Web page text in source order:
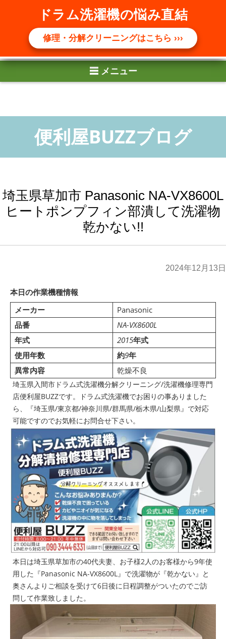
☰ メニュー
ドラム洗濯機の悩み直結
修理・分解クリーニングはこちら ›››
埼玉県草加市 Panasonic NA-VX8600L
ヒートポンプフィン部潰して洗濯物
乾かない!!
2024年12月13日
本日の作業機種情報
メーカー
Panasonic
品番
NA-VX8600L
年式
2015年式
使用年数
約9年
異常内容
乾燥不良
埼玉県入間市ドラム式洗濯機分解クリーニング/洗濯機修理専門
店便利屋BUZZです。ドラム式洗濯機でお困りの事ありました
ら、『埼玉県/東京都/神奈川県/群馬県/栃木県/山梨県』で対応
可能ですのでお気軽にお問合せ下さい。
本日は埼玉県草加市の40代夫妻、お子様2人のお客様から9年使
用した『Panasonic NA-VX8600L』で洗濯物が『乾かない』と
奥さんよりご相談を受けて6日後に日程調整がついたのでご訪
問して作業致しました。